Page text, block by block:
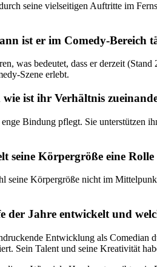
seine vielseitigen Auftritte im
ist er im Comedy-Bereich
was bedeutet, dass er derzeit
Szene erlebt.
ist ihr Verhältnis
Bindung pflegt. Sie unterstützen
seine Körpergröße eine
seine Körpergröße nicht im
der Jahre entwickelt und
Entwicklung als
Sein Talent und seine Kreativität